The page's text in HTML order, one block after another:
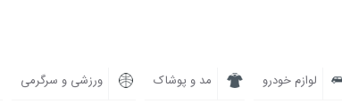
لوازم خودرو مد و پوشاک ورزشی و سرگرمی